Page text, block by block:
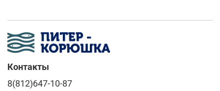
Контакты
8(812)647-10-87